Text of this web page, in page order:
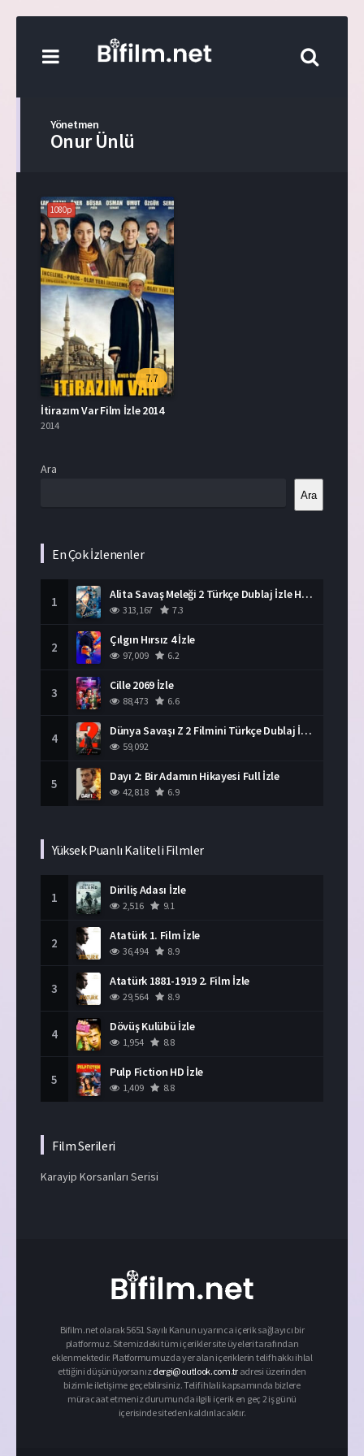
Yönetmen
Onur Ünlü
1080p
7.7
İtirazım Var Film İzle 2014
2014
Ara
Ara
En Çok İzlenenler
1 Alita Savaş Meleği 2 Türkçe Dublaj İzle HD Film
313,167 7.3
2 Çılgın Hırsız 4 İzle
97,009 6.2
3 Cille 2069 İzle
88,473 6.6
4 Dünya Savaşı Z 2 Filmini Türkçe Dublaj İzle
59,092
5 Dayı 2: Bir Adamın Hikayesi Full İzle
42,818 6.9
Yüksek Puanlı Kaliteli Filmler
1 Diriliş Adası İzle
2,516 9.1
2 Atatürk 1. Film İzle
36,494 8.9
3 Atatürk 1881-1919 2. Film İzle
29,564 8.9
4 Dövüş Kulübü İzle
1,954 8.8
5 Pulp Fiction HD İzle
1,409 8.8
Film Serileri
Karayip Korsanları Serisi
Bifilm.net olarak 5651 Sayılı Kanun uyarınca içerik sağlayıcı bir
platformuz. Sitemizdeki tüm içerikler site üyeleri tarafından
eklenmektedir. Platformumuzda yer alan içeriklerin telif hakkı ihlal
ettiğini düşünüyorsanızdergi@outlook.com.tr adresi üzerinden
bizimle iletişime geçebilirsiniz. Telif ihlali kapsamında bizlere
müracaat etmeniz durumunda ilgili içerik en geç 2 iş günü
içerisinde siteden kaldırılacaktır.